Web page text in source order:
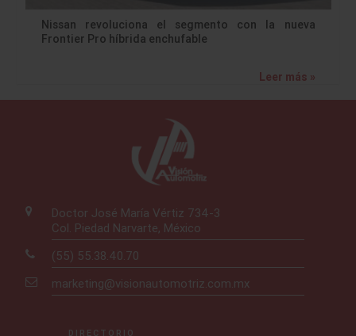
Nissan revoluciona el segmento con la nueva
Frontier Pro híbrida enchufable
Leer más »
Doctor José María Vértiz 734-3
Col. Piedad Narvarte, México
(55) 55.38.40.70
marketing@visionautomotriz.com.mx
DIRECTORIO